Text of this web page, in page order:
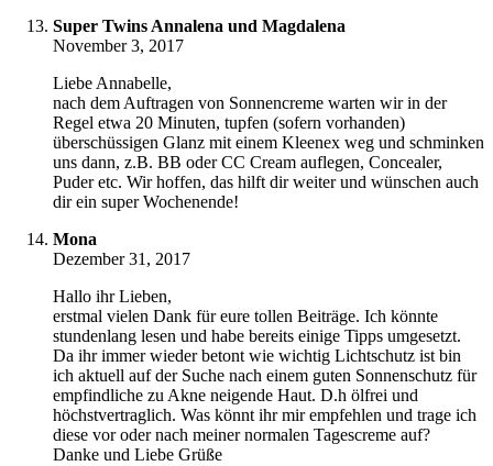
Super Twins Annalena und Magdalena
November 3, 2017
Liebe Annabelle,
nach dem Auftragen von Sonnencreme warten wir in der
Regel etwa 20 Minuten, tupfen (sofern vorhanden)
überschüssigen Glanz mit einem Kleenex weg und schminken
uns dann, z.B. BB oder CC Cream auflegen, Concealer,
Puder etc. Wir hoffen, das hilft dir weiter und wünschen auch
dir ein super Wochenende!
Mona
Dezember 31, 2017
Hallo ihr Lieben,
erstmal vielen Dank für eure tollen Beiträge. Ich könnte
stundenlang lesen und habe bereits einige Tipps umgesetzt.
Da ihr immer wieder betont wie wichtig Lichtschutz ist bin
ich aktuell auf der Suche nach einem guten Sonnenschutz für
empfindliche zu Akne neigende Haut. D.h ölfrei und
höchstvertraglich. Was könnt ihr mir empfehlen und trage ich
diese vor oder nach meiner normalen Tagescreme auf?
Danke und Liebe Grüße